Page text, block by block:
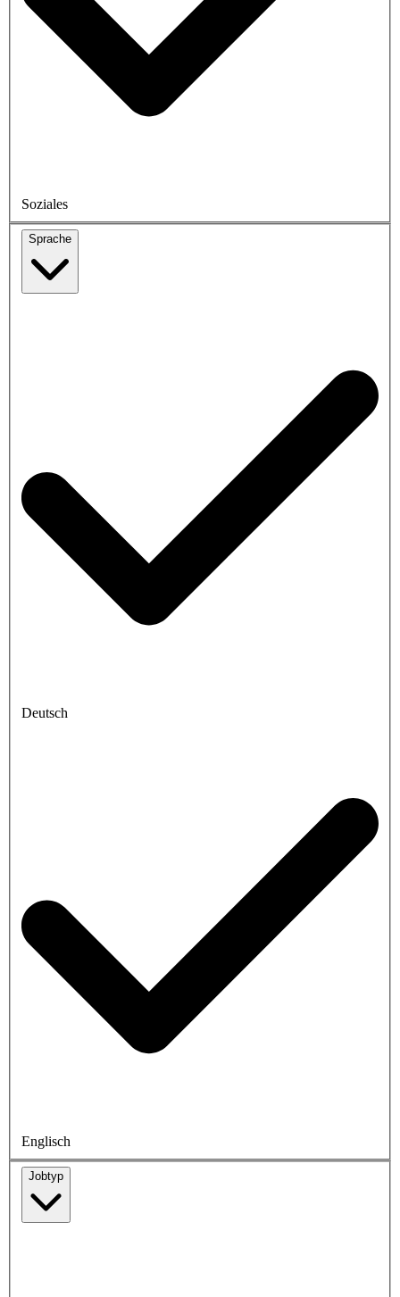
Soziales
Sprache
Deutsch
Englisch
Jobtyp